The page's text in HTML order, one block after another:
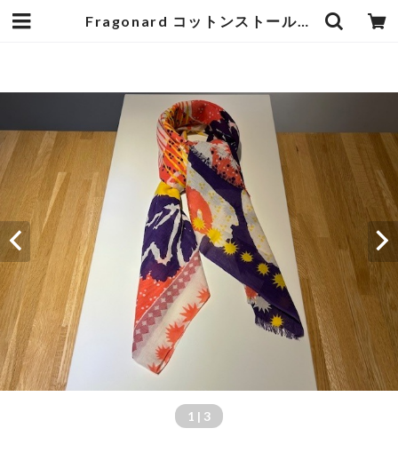
Fragonard コットンストール ピンク/紫 | オーベルジュ麻布
1 | 3